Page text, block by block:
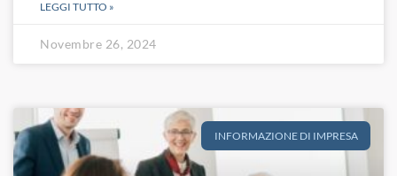
LEGGI TUTTO »
Novembre 26, 2024
INFORMAZIONE DI IMPRESA